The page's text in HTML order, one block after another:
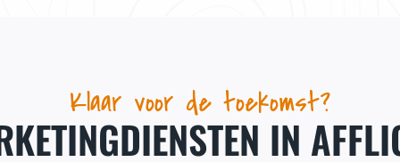
Klaar voor de toekomst?
IN